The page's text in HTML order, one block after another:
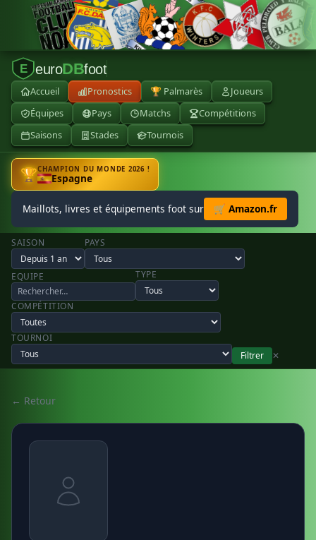
E euroDBfoot
Accueil Pronostics 🏆 Palmarès
Joueurs
Équipes
Pays Matchs
Compétitions
Saisons
Stades Tournois
🏆CHAMPION DU MONDE 2026 !
Espagne
Maillots, livres et équipements foot sur 🛒 Amazon.fr
SAISON PAYS
EQUIPE TYPE
COMPÉTITION
TOURNOI
Filtrer
✕
← Retour